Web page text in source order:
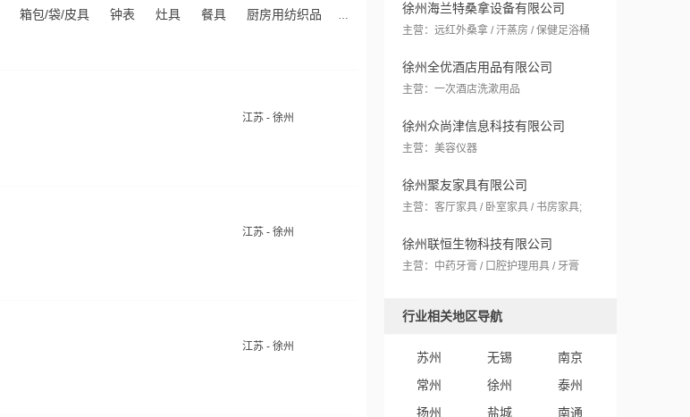
箱包/袋/皮具 钟表 灶具 餐具
厨房用纺织品
江苏 - 徐州
江苏 - 徐州
江苏 - 徐州
徐州海兰特桑拿设备有限公司
主营：远红外桑拿 / 汗蒸房 / 保健足浴桶
徐州全优酒店用品有限公司
主营：一次酒店洗漱用品
徐州众尚津信息科技有限公司
主营：美容仪器
徐州聚友家具有限公司
主营：客厅家具 / 卧室家具 / 书房家具;
徐州联恒生物科技有限公司
主营：中药牙膏 / 口腔护理用具 / 牙膏
行业相关地区导航
苏州 无锡
南京
常州
徐州
泰州
扬州
盐城
南通